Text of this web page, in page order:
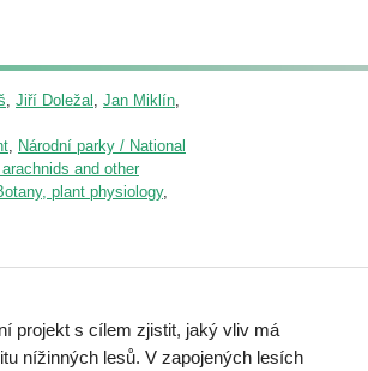
, Jiří Doležal , Jan Miklín,
, Národní parky / National
and other
plant physiology,
projekt s cílem zjistit, jaký vliv má
nížinných lesů. V zapojených lesích